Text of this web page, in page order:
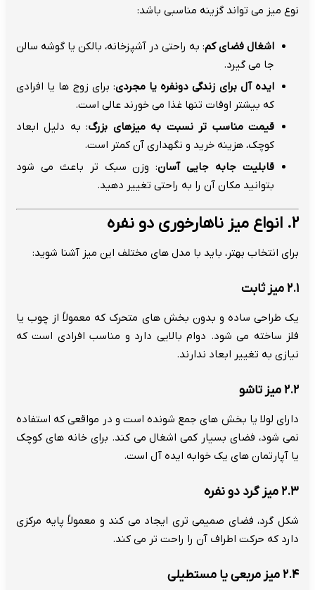
نوع میز می تواند گزینه مناسبی باشد:
اشغال فضای کم: به راحتی در آشپزخانه، بالکن یا گوشه سالن
جا می گیرد.
ایده آل برای زندگی دونفره یا مجردی: برای زوج ها یا افرادی
که بیشتر اوقات تنها غذا می خورند عالی است.
قیمت مناسب تر نسبت به میزهای بزرگ: به دلیل ابعاد
کوچک، هزینه خرید و نگهداری آن کمتر است.
قابلیت جابه جایی آسان: وزن سبک تر باعث می شود
بتوانید مکان آن را به راحتی تغییر دهید.
۲. انواع میز ناهارخوری دو نفره
برای انتخاب بهتر، باید با مدل های مختلف این میز آشنا شوید:
۲.۱ میز ثابت
یک طراحی ساده و بدون بخش های متحرک که معمولاً از چوب یا
فلز ساخته می شود. دوام بالایی دارد و مناسب افرادی است که
نیازی به تغییر ابعاد ندارند.
۲.۲ میز تاشو
دارای لولا یا بخش های جمع شونده است و در مواقعی که استفاده
نمی شود، فضای بسیار کمی اشغال می کند. برای خانه های کوچک
یا آپارتمان های یک خوابه ایده آل است.
۲.۳ میز گرد دو نفره
شکل گرد، فضای صمیمی تری ایجاد می کند و معمولاً پایه مرکزی
دارد که حرکت اطراف آن را راحت تر می کند.
۲.۴ میز مربعی یا مستطیلی